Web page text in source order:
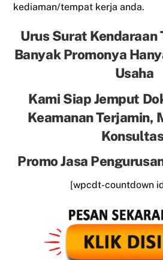
kediaman/tempat kerja anda.
Urus Surat Kendaraan
Banyak Promonya
Usaha
Kami Siap Jemput
Keamanan Terjamin,
Promo Jasa
[wpcdt-countdown